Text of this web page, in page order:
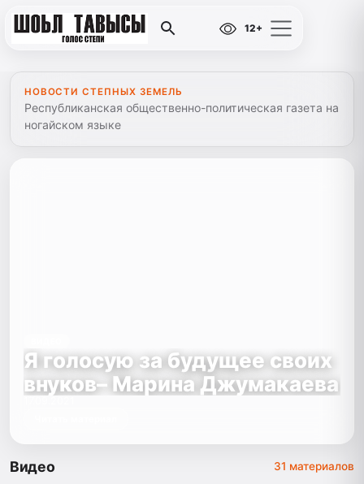
12+
НОВОСТИ СТЕПНЫХ ЗЕМЕЛЬ
Республиканская общественно-политическая газета на
ногайском языке
Я голосую за будущее своих
внуков– Марина Джумакаева
Видео 31 материалов